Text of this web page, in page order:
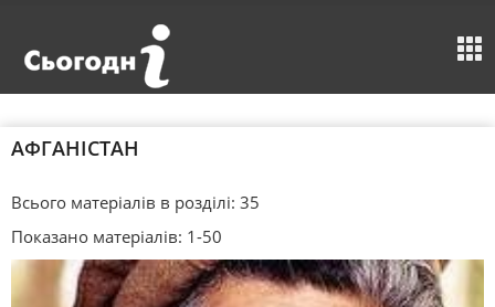
АФГАНІСТАН
Всього матеріалів в розділі: 35
Показано матеріалів: 1-50